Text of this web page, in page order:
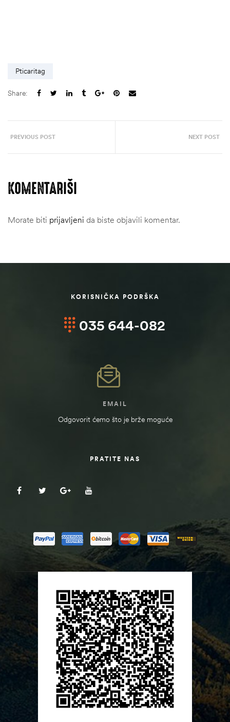
Pticaritag
Share:
PREVIOUS POST NEXT POST
KOMENTARIŠI
Morate biti prijavljeni da biste objavili komentar.
KORISNIČKA PODRŠKA
035 644-082
EMAIL
Odgovorit ćemo što je brže moguće
PRATITE NAS